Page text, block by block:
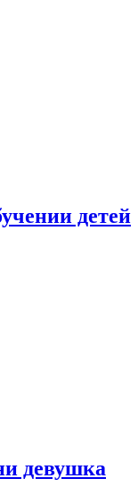
детей
девушка